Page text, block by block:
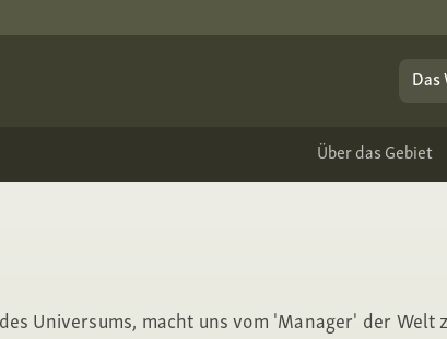
Das
Über das Gebiet
Universums, macht uns vom 'Manager' der Welt